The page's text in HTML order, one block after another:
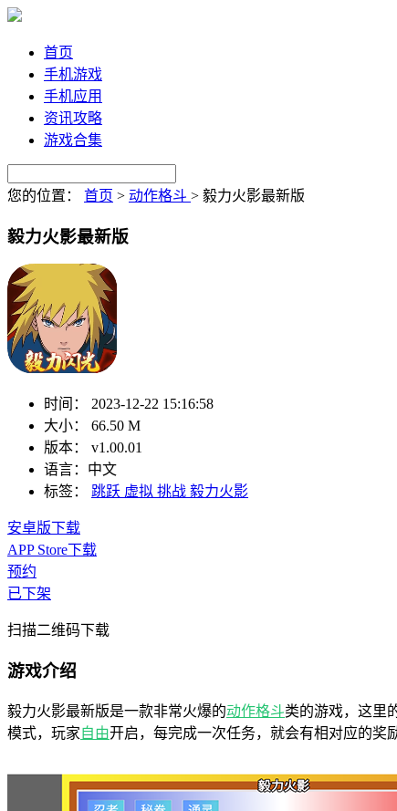
首页
手机游戏
手机应用
资讯攻略
游戏合集
您的位置： 首页 > 动作格斗 > 毅力火影最新版
毅力火影最新版
时间：
2023-12-22 15:16:58
大小：
66.50 M
版本：
v1.00.01
语言： 中文
标签：
跳跃 虚拟 挑战 毅力火影
安卓版下载
APP Store下载
预约
已下架
扫描二维码下载
游戏介绍
毅力火影最新版是一款非常火爆的动作格斗类的游戏，这里
模式，玩家自由开启，每完成一次任务，就会有相对应的奖